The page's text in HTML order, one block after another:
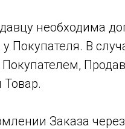
необходима
у Покупателя. В
Заказа